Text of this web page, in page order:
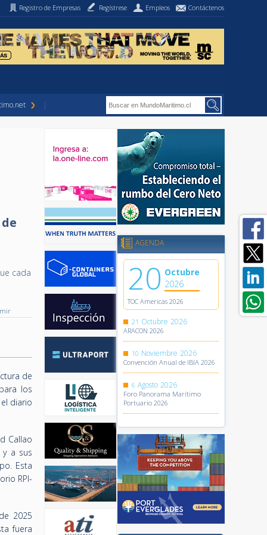
Registro de Empresas Regístrese Empleos Contáctenos
cada
de
los
diario
Callao
y a sus
Esta
RPI-
2025
fuera
AGENDA
20 Octubre
2026
TOC Americas 2026
21 Octubre 2026
ARACON 2026
10 Noviembre 2026
Convención Anual de IBIA 2026
6 Agosto 2026
Foro Panorama Marítimo
Portuario 2026